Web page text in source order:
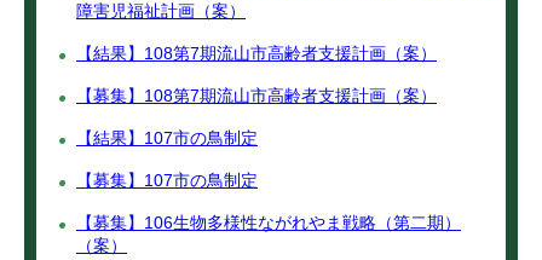
障害児福祉計画（案）
【結果】108第7期流山市高齢者支援計画（案）
【募集】108第7期流山市高齢者支援計画（案）
【結果】107市の鳥制定
【募集】107市の鳥制定
【募集】106生物多様性ながれやま戦略（第二期）
（案）